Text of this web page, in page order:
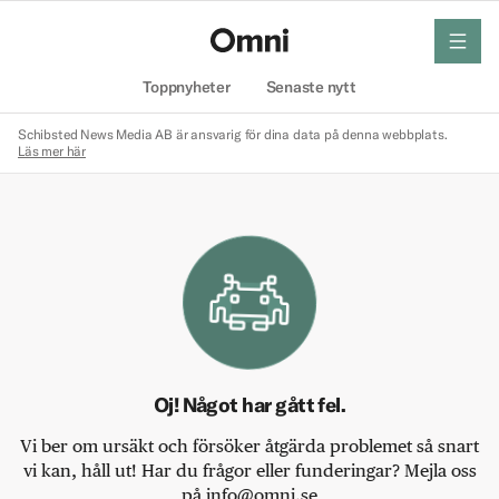
Toppnyheter Senaste nytt
meny
Schibsted News Media AB är ansvarig för dina data på denna webbplats.
Läs mer här
Oj! Något har gått fel.
Vi ber om ursäkt och försöker åtgärda problemet så snart
vi kan, håll ut! Har du frågor eller funderingar? Mejla oss